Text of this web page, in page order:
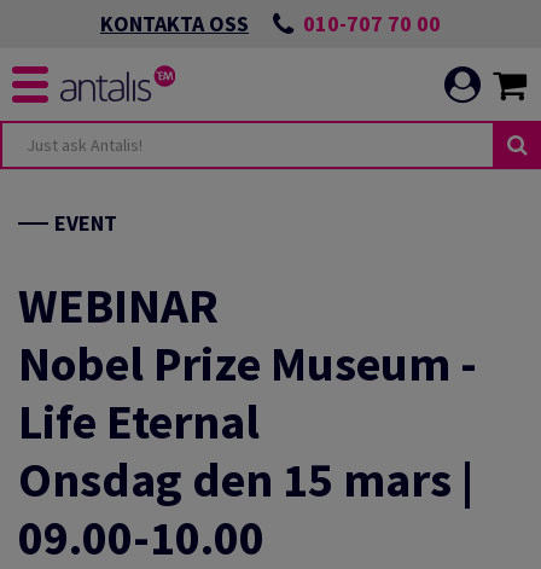
KONTAKTA OSS 010-707 70 00
OMSTÄLLNING
EVENT
WEBINAR
Nobel Prize Museum -
Life Eternal
Onsdag den 15 mars |
09.00-10.00